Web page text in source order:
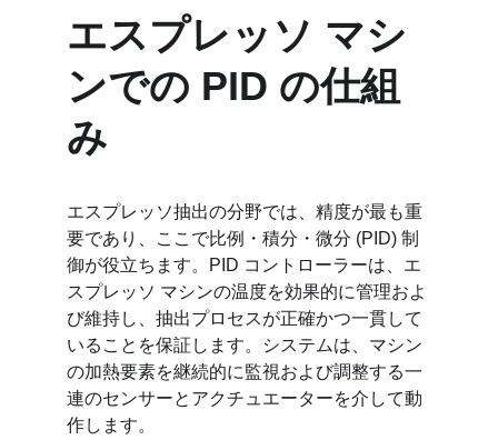
エスプレッソ マシ
ンでの PID の仕組
み
エスプレッソ抽出の分野では、精度が最も重
要であり、ここで比例・積分・微分 (PID) 制
御が役立ちます。PID コントローラーは、エ
スプレッソ マシンの温度を効果的に管理およ
び維持し、抽出プロセスが正確かつ一貫して
いることを保証します。システムは、マシン
の加熱要素を継続的に監視および調整する一
連のセンサーとアクチュエーターを介して動
作します。